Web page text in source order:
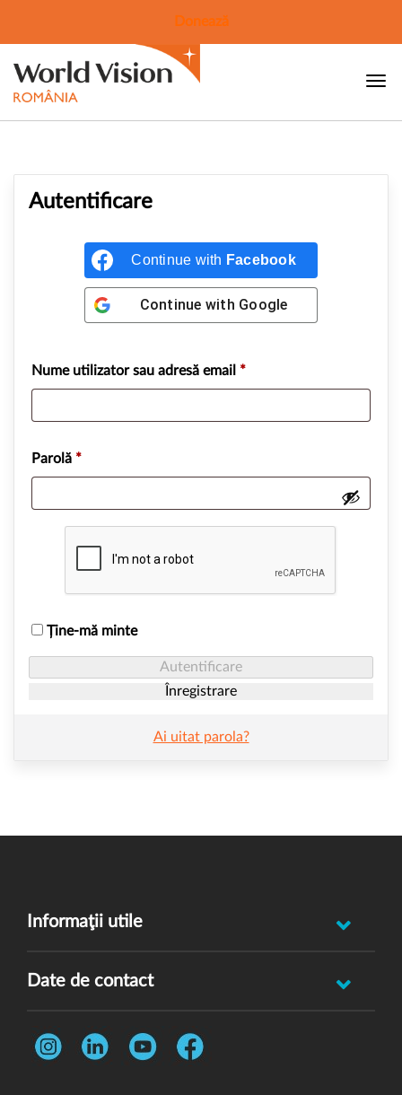
Donează
Autentificare
Continue with Facebook
Continue with Google
Nume utilizator sau adresă email *
Parolă *
Ține-mă minte
Autentificare
Înregistrare
Ai uitat parola?
Informaţii utile
Întrebări frecvente
Date de contact
Str. Rotasului, Nr. 7, Sector 1, Bucuresti, 012167
Telefon:
0731 444 013